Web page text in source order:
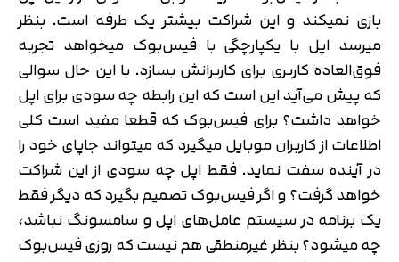
بازی نمیکند و این شراکت بیشتر یک طرفه است. بنظر
میرسد اپل با یکپارچگی با فیس‌بوک میخواهد تجربه
فوق‌العاده کاربری برای کاربرانش بسازد. با این حال سوالی
که پیش می‌آید این است که این رابطه چه سودی برای اپل
خواهد داشت؟ برای فیس‌بوک که قطعا مفید است کلی
اطلاعات از کاربران موبایل میگیرد که میتواند جاپای خود را
در آینده سفت نماید. فقط اپل چه سودی از این شراکت
خواهد گرفت؟ و اگر فیس‌بوک تصمیم بگیرد که دیگر فقط
یک برنامه در سیستم عامل‌های اپل و سامسونگ نباشد،
چه میشود؟ بنظر غیرمنطقی هم نیست که روزی فیس‌بوک
تایید کد
کد ارسال شده را وارد کنید
اصلاح شماره
متوجه شدم